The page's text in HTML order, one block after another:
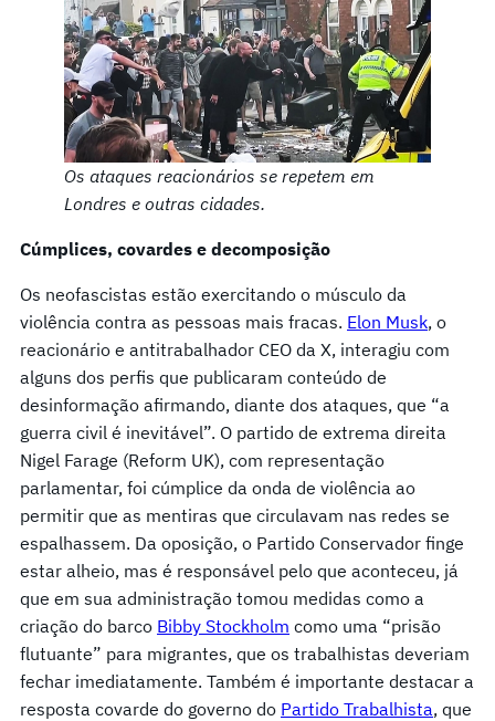
Os ataques reacionários se repetem em
Londres e outras cidades.
Cúmplices, covardes e decomposição
Os neofascistas estão exercitando o músculo da
violência contra as pessoas mais fracas. Elon Musk, o
reacionário e antitrabalhador CEO da X, interagiu com
alguns dos perfis que publicaram conteúdo de
desinformação afirmando, diante dos ataques, que “a
guerra civil é inevitável”. O partido de extrema direita
Nigel Farage (Reform UK), com representação
parlamentar, foi cúmplice da onda de violência ao
permitir que as mentiras que circulavam nas redes se
espalhassem. Da oposição, o Partido Conservador finge
estar alheio, mas é responsável pelo que aconteceu, já
que em sua administração tomou medidas como a
criação do barco Bibby Stockholm como uma “prisão
flutuante” para migrantes, que os trabalhistas deveriam
fechar imediatamente. Também é importante destacar a
resposta covarde do governo do Partido Trabalhista, que